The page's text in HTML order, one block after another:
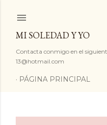
MI SOLEDAD Y YO
Contacta conmigo en el
13@hotmail.com
PÁGINA PRINCIPAL